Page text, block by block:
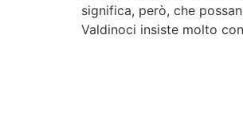
significa, però, che
Valdinoci insiste molto